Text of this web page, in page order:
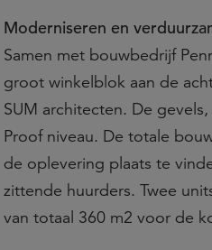
Moderniseren en
Samen met bouwbedrijf
groot winkelblok aan de
SUM architecten. De
Proof niveau. De totale
de oplevering plaats te
zittende huurders. Twee
van totaal 360 m2 voor de